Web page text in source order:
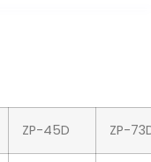
ZP-45D ZP-